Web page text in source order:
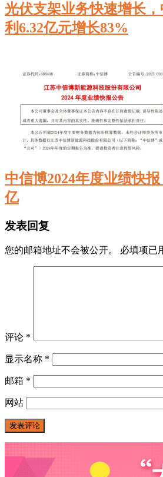
光伏支架业务快速增长，
利6.32亿元增长83%
中信博2024年度业绩快
亿
发表回复
您的邮箱地址不会被公开。 必填项已
评论 *
显示名称 *
邮箱 *
网站